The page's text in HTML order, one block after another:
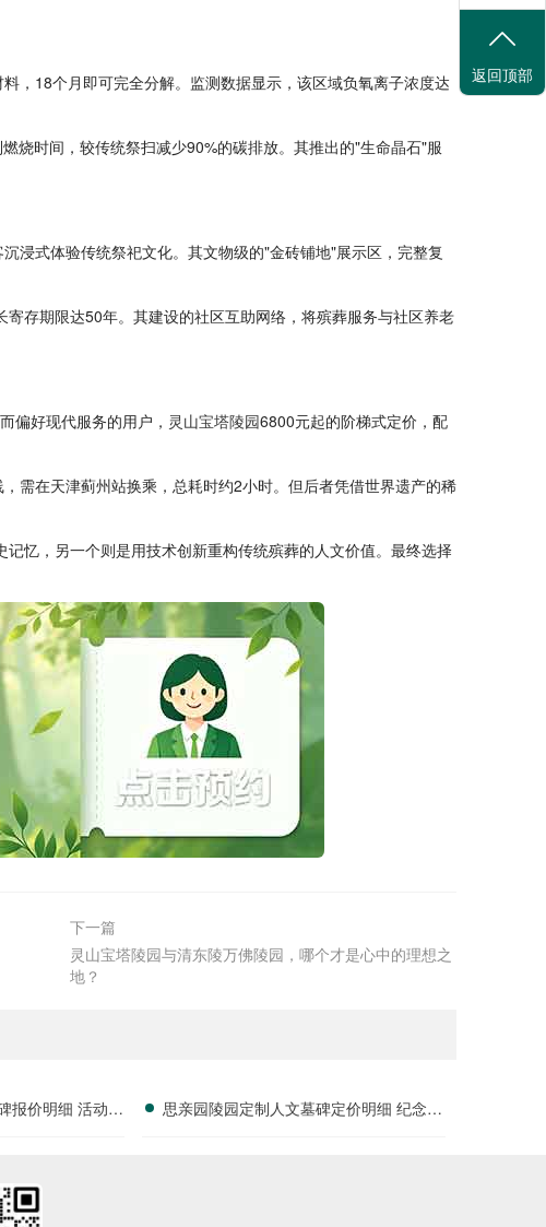
，18个月即可完全分解。监测数据显示，该区域负氧离子浓度达
烧时间，较传统祭扫减少90%的碳排放。其推出的"生命晶石"服
浸式体验传统祭祀文化。其文物级的"金砖铺地"展示区，完整复
存期限达50年。其建设的社区互助网络，将殡葬服务与社区养老
偏好现代服务的用户， 灵山宝塔陵园6800元起的阶梯式定价，配
需在天津蓟州站换乘，总耗时约2小时。但后者凭借世界遗产的稀
忆，另一个则是用技术创新重构传统殡葬的人文价值。最终选择
下一篇
灵山宝塔陵园与清东陵万佛陵园，哪个才是心中的理想之
地？
报价明细 活动减
思亲园陵园定制人文墓碑定价明细 纪念空
返回顶部